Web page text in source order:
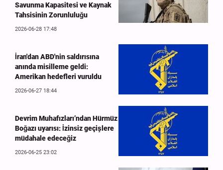
Savunma Kapasitesi ve Kaynak
Tahsisinin Zorunluluğu
2026-06-28 17:48
İran'dan ABD'nin saldırısına
anında misilleme geldi:
Amerikan hedefleri vuruldu
2026-06-27 18:44
Devrim Muhafızları’ndan Hürmüz
Boğazı uyarısı: İzinsiz geçişlere
müdahale edeceğiz
2026-06-25 23:02